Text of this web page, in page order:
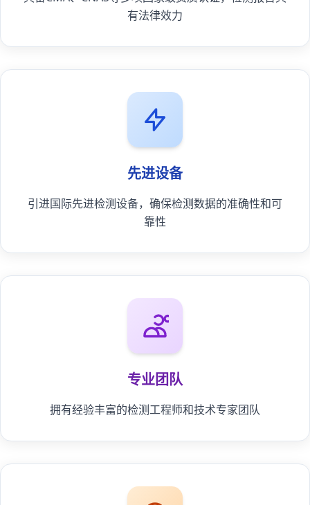
有法律效力
先进设备
引进国际先进检测设备，确保检测数据的准确性和可
靠性
专业团队
拥有经验丰富的检测工程师和技术专家团队